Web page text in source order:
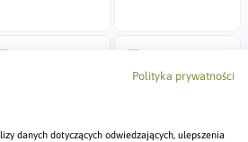
Polityka prywatności
danych dotyczących odwiedzających, ulepszenia